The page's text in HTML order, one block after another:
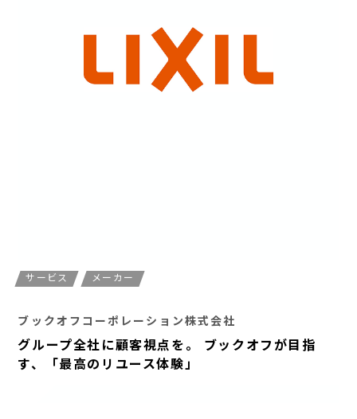
サービス メーカー
ブックオフコーポレーション株式会社
グループ全社に顧客視点を。 ブックオフが目指
す、「最高のリユース体験」